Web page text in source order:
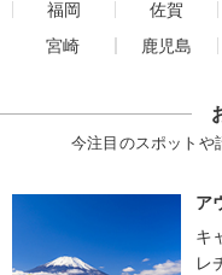
福岡
佐賀
宮崎
鹿児島
今注目のスポットや
ア
キ
レ